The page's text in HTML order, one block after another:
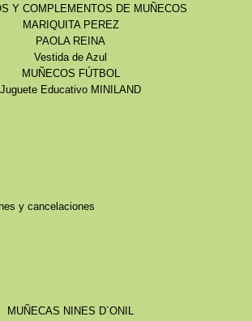
Y COMPLEMENTOS DE MUÑECOS
MARIQUITA PEREZ
PAOLA REINA
Vestida de Azul
MUÑECOS FÚTBOL
Juguete Educativo MINILAND
y cancelaciones
MUÑECAS NINES D´ONIL